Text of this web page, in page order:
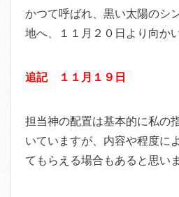
かつて呼ばれ、黒い太陽のシ
地へ、１１月２０日より向か
追記 １１月１９日
担当神の配置は基本的に私の
いていますが、内容や程度に
てもらえる場合もあると思いま